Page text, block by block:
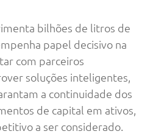
bilhões de litros de
papel decisivo na
com parceiros
soluções inteligentes,
a continuidade dos
de capital em ativos,
a ser considerado.